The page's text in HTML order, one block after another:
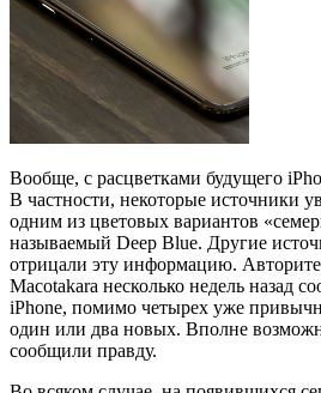
Вообще, с расцветками будущего
В частности, некоторые источники
одним из цветовых вариантов
называемый Deep Blue. Другие
отрицали эту информацию.
Macotakara несколько недель назад
iPhone, помимо четырех уже
один или два новых. Вполне
сообщили правду.